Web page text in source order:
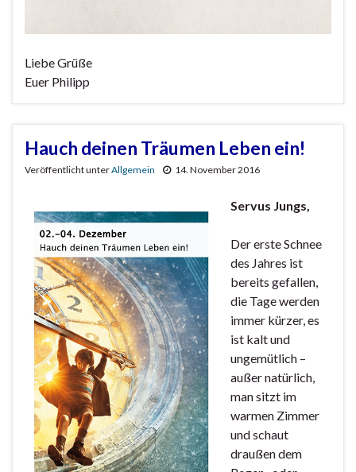
Liebe Grüße
Euer Philipp
Hauch deinen Träumen Leben ein!
Veröffentlicht unterAllgemein 14. November 2016
Servus Jungs,
Der erste Schnee
des Jahres ist
bereits gefallen,
die Tage werden
immer kürzer, es
ist kalt und
ungemütlich –
außer natürlich,
man sitzt im
warmen Zimmer
und schaut
draußen dem